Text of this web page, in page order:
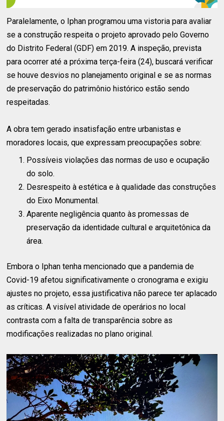
Paralelamente, o Iphan programou uma vistoria para avaliar
se a construção respeita o projeto aprovado pelo Governo
do Distrito Federal (GDF) em 2019. A inspeção, prevista
para ocorrer até a próxima terça-feira (24), buscará verificar
se houve desvios no planejamento original e se as normas
de preservação do patrimônio histórico estão sendo
respeitadas.
A obra tem gerado insatisfação entre urbanistas e
moradores locais, que expressam preocupações sobre:
Possíveis violações das normas de uso e ocupação
do solo.
Desrespeito à estética e à qualidade das construções
do Eixo Monumental.
Aparente negligência quanto às promessas de
preservação da identidade cultural e arquitetônica da
área.
Embora o Iphan tenha mencionado que a pandemia de
Covid-19 afetou significativamente o cronograma e exigiu
ajustes no projeto, essa justificativa não parece ter aplacado
as críticas. A visível atividade de operários no local
contrasta com a falta de transparência sobre as
modificações realizadas no plano original.